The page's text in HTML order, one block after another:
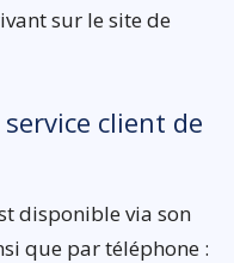
sur le site de
client de
disponible via son
que par téléphone :